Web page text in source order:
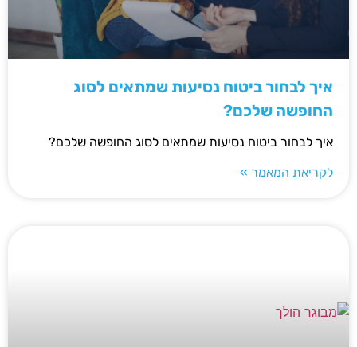
איך לבחור ביטוח נסיעות שמתאים לסוג
החופשה שלכם?
איך לבחור ביטוח נסיעות שמתאים לסוג החופשה שלכם?
לקריאת המאמר »